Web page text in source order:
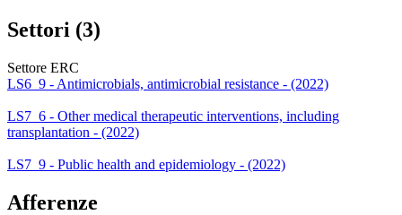
Settori (3)
Settore ERC
LS6_9 - Antimicrobials, antimicrobial resistance - (2022)
LS7_6 - Other medical therapeutic interventions, including
transplantation - (2022)
LS7_9 - Public health and epidemiology - (2022)
Afferenze